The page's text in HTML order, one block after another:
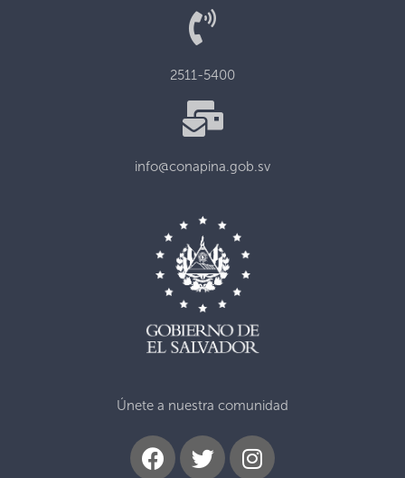
2511-5400
info@conapina.gob.sv
Únete a nuestra comunidad